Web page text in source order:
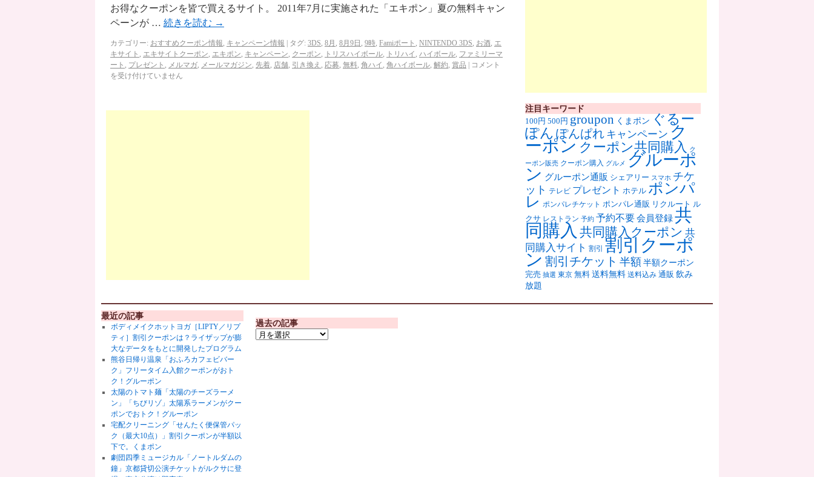
お得なクーポンを皆で買えるサイト。 2011年7月に実施された「エキポン」夏の無料キャン
ペーンが … 続きを読む →
カテゴリー: おすすめクーポン情報, キャンペーン情報 タグ: 3DS, 8月 , 8月9日 , 9時, Famiポート , NINTENDO 3DS, お酒, エ
キサイト , エキサイトクーポン, エキポン, キャンペーン, クーポン, トリスハイボール, トリハイ , ハイボール, ファミリーマ
ート , プレゼント , メルマガ, メールマガジン, 先着, 店舗, 引き換え , 応募, 無料, 角ハイ , 角ハイボール, 解約, 賞品
コメント
を受け付けていません
注目キーワード
100円 500円 groupon くまポン ぐるー
ぽん ぽんぱれ キャンペーン ク
ーポン クーポン共同購入 ク
ーポン販売 クーポン購入 グルメ グルーポ
ン グルーポン通販 シェアリー スマホ チケ
ット テレビ プレゼント ホテル ポンパ
レ ポンパレチケット ポンパレ通販 リクルート ル
クサ レストラン 予約 予約不要会員登録共
同購入 共同購入クーポン 共
同購入サイト 割引 割引クーポ
ン 割引チケット 半額 半額クーポン
完売 抽選 東京 無料 送料無料 送料込み 通販 飲み
放題
最近の記事
ボディメイクホットヨガ［LIPTY／リプ
ティ］割引クーポンは？ライザップが膨
大なデータをもとに開発したプログラム
熊谷日帰り温泉「おふろカフェビバー
ク」フリータイム入館クーポンがおト
ク！グルーポン
太陽のトマト麺「太陽のチーズラーメ
ン」「ちびリゾ」太陽系ラーメンがクー
ポンでおトク！グルーポン
宅配クリーニング「せんたく便保管パッ
ク（最大10点）」割引クーポンが半額以
下で。くまポン
劇団四季ミュージカル「ノートルダムの
鐘」京都貸切公演チケットがルクサに登
過去の記事